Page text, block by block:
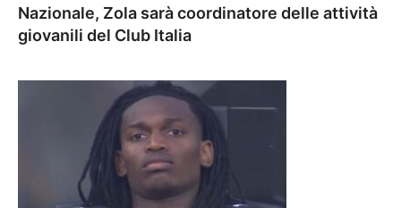
Nazionale, Zola sarà coordinatore delle attività
giovanili del Club Italia